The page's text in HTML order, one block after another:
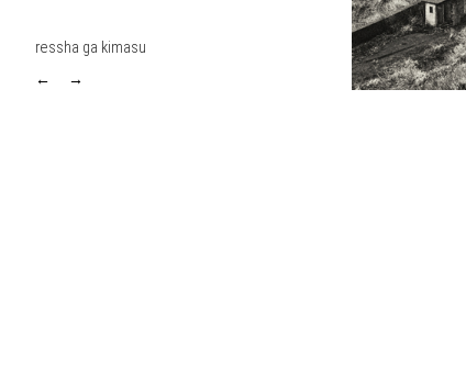
ressha ga kimasu
←
→